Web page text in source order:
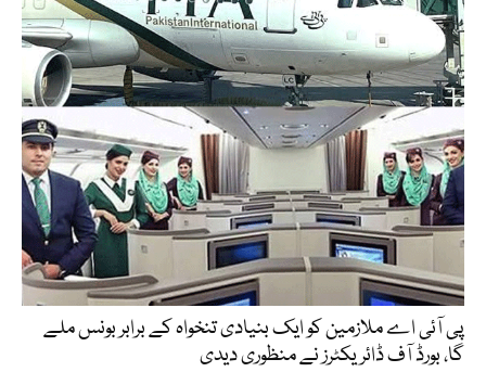
پی آئی اے ملازمین کو ایک بنیادی تنخواہ کے برابر بونس ملے
گا، بورڈ آف ڈائریکٹرز نے منظوری دیدی